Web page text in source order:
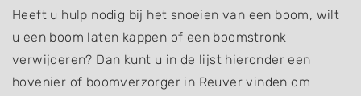
Heeft u hulp nodig bij het snoeien van een boom, wilt
u een boom laten kappen of een boomstronk
verwijderen? Dan kunt u in de lijst hieronder een
hovenier of boomverzorger in Reuver vinden om